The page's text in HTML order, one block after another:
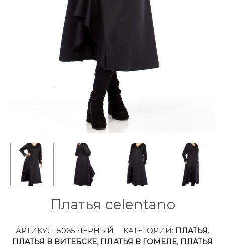
Платья celentano
АРТИКУЛ: 5065 ЧЕРНЫЙ КАТЕГОРИИ: ПЛАТЬЯ,
ПЛАТЬЯ В ВИТЕБСКЕ, ПЛАТЬЯ В ГОМЕЛЕ, ПЛАТЬЯ